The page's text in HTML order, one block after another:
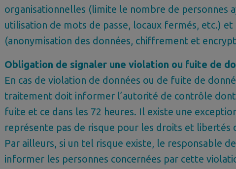
organisationnelles (limite le nombre de personnes
utilisation de mots de passe, locaux fermés, etc.) et
(anonymisation des données, chiffrement et
Obligation de signaler une violation ou fuite de
En cas de violation de données ou de fuite de
traitement doit informer l’autorité de contrôle
fuite et ce dans les 72 heures. Il existe une
représente pas de risque pour les droits et libertés
Par ailleurs, si un tel risque existe, le responsable
informer les personnes concernées par cette